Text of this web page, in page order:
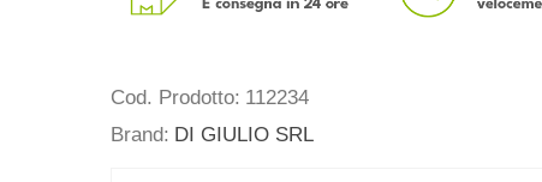
Cod. Prodotto: 112234
Brand: DI GIULIO SRL